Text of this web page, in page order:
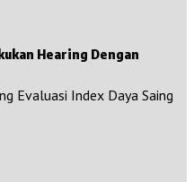
Hearing Dengan